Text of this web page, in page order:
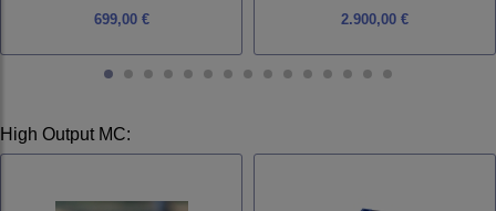
699,00 € 2.900,00 €
High Output MC: